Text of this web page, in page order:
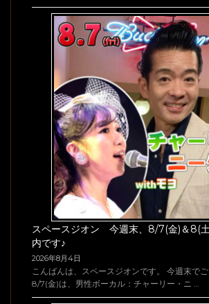
スペースジオン 今週末、8/7(金)＆8(
内です♪
2026年8月4日
こんばんは、スペースジオンです。 今週末でご
8/7(金)は、男性ボーカル：チャーリー・ニ …